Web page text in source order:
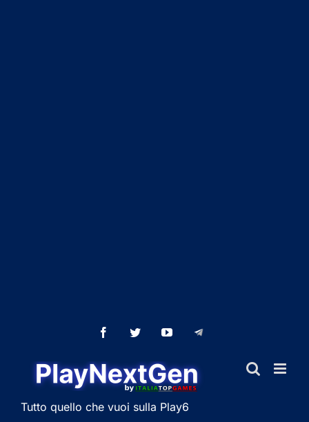
contenuto
FacebookTwitterYouTubeTelegram
Tutto quello che vuoi sulla Play6